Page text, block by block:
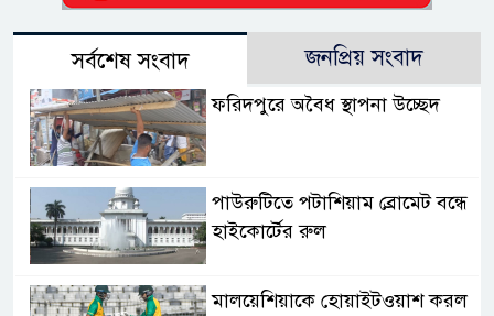
সর্বশেষ সংবাদ জনপ্রিয় সংবাদ
ফরিদপুরে অবৈধ স্থাপনা উচ্ছেদ
পাউরুটিতে পটাশিয়াম ব্রোমেট বন্ধে
হাইকোর্টের রুল
মালয়েশিয়াকে হোয়াইটওয়াশ করল